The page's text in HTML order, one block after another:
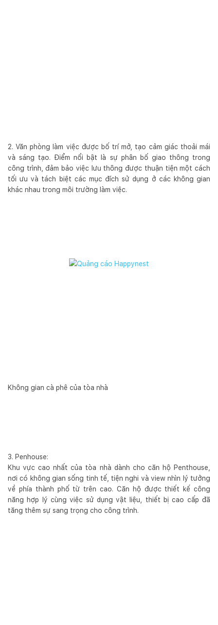
2. Văn phòng làm việc được bố trí mở, tạo cảm giác thoải mái
và sáng tạo. Điểm nổi bật là sự phân bố giao thông trong
công trình, đảm bảo việc lưu thông được thuận tiện một cách
tối ưu và tách biệt các mục đích sử dụng ở các không gian
khác nhau trong môi trường làm việc.
Không gian cà phê của tòa nhà
3. Penhouse:
Khu vực cao nhất của tòa nhà dành cho căn hộ Penthouse,
nơi có không gian sống tinh tế, tiện nghi và view nhìn lý tưởng
về phía thành phố từ trên cao. Căn hộ được thiết kế công
năng hợp lý cùng việc sử dụng vật liệu, thiết bị cao cấp đã
tăng thêm sự sang trọng cho công trình.